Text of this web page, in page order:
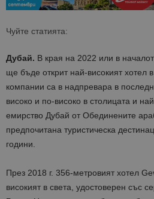
Чуйте статията:
Дубай. В края на 2022 или в
ще бъде открит най-високият хотел
компании са в надпревара в
високо и по-високо в столицата и
емирство Дубай от Обединените
предпочитана туристическа
години.
През 2018 г. 356-метровият хотел
високият в света, удостоверен със